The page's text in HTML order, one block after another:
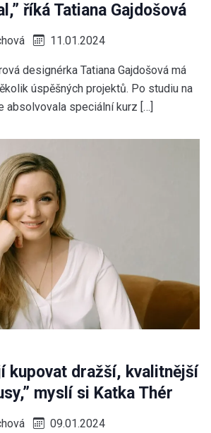
říká Tatiana Gajdošová
11.01.2024
designérka Tatiana Gajdošová má
úspěšných projektů. Po studiu na
absolvovala speciální kurz […]
kupovat dražší, kvalitnější
myslí si Katka Thér
09.01.2024